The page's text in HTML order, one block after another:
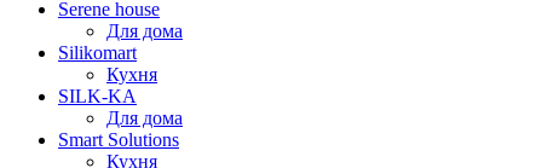
Serene house
Для дома
Silikomart
Кухня
SILK-KA
Для дома
Smart Solutions
Кухня